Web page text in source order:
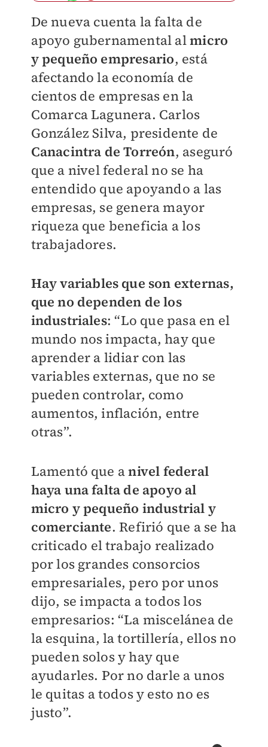
De nueva cuenta la falta de
apoyo gubernamental almicro
y pequeño empresario, está
afectando la economía de
cientos de empresas en la
Comarca Lagunera. Carlos
González Silva, presidente de
Canacintra de Torreón, aseguró
que a nivel federal no se ha
entendido que apoyando a las
empresas, se genera mayor
riqueza que beneficia a los
trabajadores.
Hay variables que son externas,
que no dependen de los
industriales: “Lo que pasa en el
mundo nos impacta, hay que
aprender a lidiar con las
variables externas, que no se
pueden controlar, como
aumentos, inflación, entre
otras”.
Lamentó que anivel federal
haya una falta de apoyo al
micro y pequeño industrial y
comerciante. Refirió que a se ha
criticado el trabajo realizado
por los grandes consorcios
empresariales, pero por unos
dijo, se impacta a todos los
empresarios: “La miscelánea de
la esquina, la tortillería, ellos no
pueden solos y hay que
ayudarles. Por no darle a unos
le quitas a todos y esto no es
justo”.